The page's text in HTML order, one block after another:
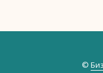
©